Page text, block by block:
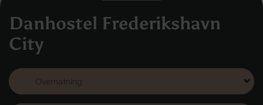
Danhostel Frederikshavn
City
Danhostel Aalborg
Skydebanevej 50, 9000 Aalborg